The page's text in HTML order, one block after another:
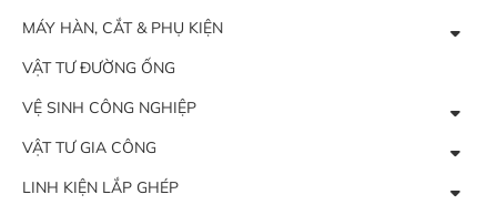
MÁY HÀN, CẮT & PHỤ KIỆN
VẬT TƯ ĐƯỜNG ỐNG
VỆ SINH CÔNG NGHIỆP
VẬT TƯ GIA CÔNG
LINH KIỆN LẮP GHÉP